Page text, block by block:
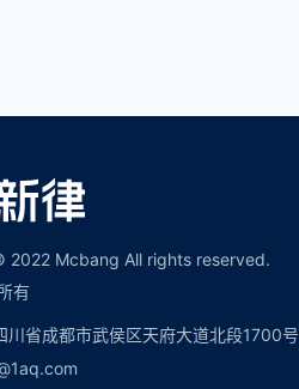
2022 Mcbang All rights reserved.
有
川省成都市武侯区天府大道北段1700号